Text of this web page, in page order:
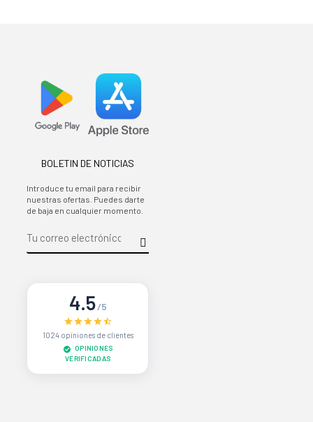
BOLETIN DE NOTICIAS
Introduce tu email para recibir
nuestras ofertas. Puedes darte
de baja en cualquier momento.
4.5/5
1024 opiniones de clientes
OPINIONES
VERIFICADAS